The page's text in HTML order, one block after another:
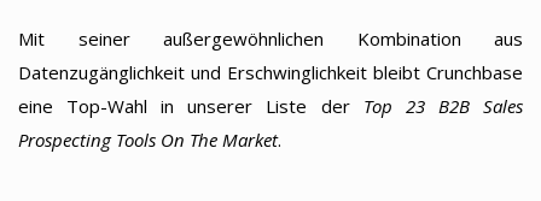
Mit seiner außergewöhnlichen Kombination aus
Datenzugänglichkeit und Erschwinglichkeit bleibt Crunchbase
eine Top-Wahl in unserer Liste der Top 23 B2B Sales
Prospecting Tools On The Market.